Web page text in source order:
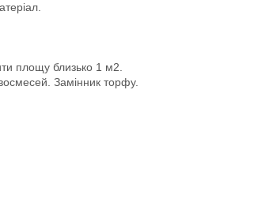
площу близько 1 м2.
Замінник торфу.